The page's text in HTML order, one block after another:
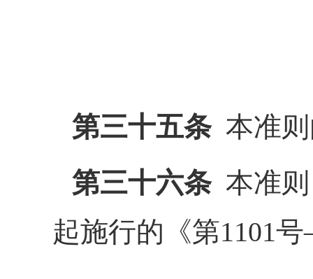
第三十五条本准则
第三十六条本准则
起施行的《第1101